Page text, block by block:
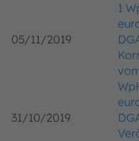
1
05/11/2019
31/10/2019